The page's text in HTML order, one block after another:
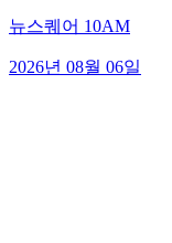
뉴스퀘어 10AM
2026년 08월 06일